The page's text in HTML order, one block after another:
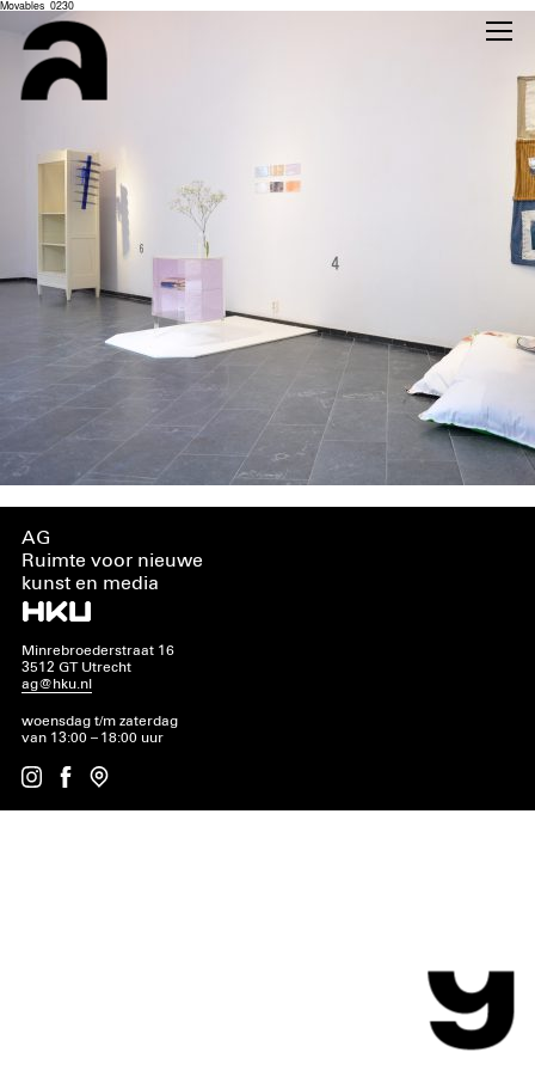
Movables_0230
AG
Ruimte voor nieuwe
kunst en media
Minrebroederstraat 16
3512 GT Utrecht
ag@hku.nl
woensdag t/m zaterdag
van 13:00 – 18:00 uur